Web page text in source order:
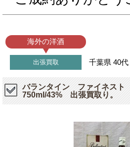
海外の洋酒
出張買取 千葉県 40代
バランタイン ファイネス
750ml/43% 出張買取り。